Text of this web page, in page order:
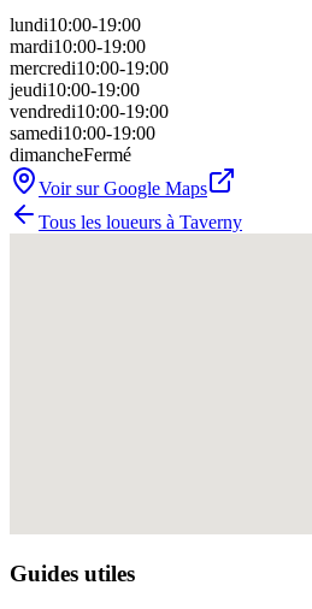
lundi10:00-19:00
mardi10:00-19:00
mercredi10:00-19:00
jeudi10:00-19:00
vendredi10:00-19:00
samedi10:00-19:00
dimancheFermé
Voir sur Google Maps
Tous les loueurs à Taverny
Guides utiles